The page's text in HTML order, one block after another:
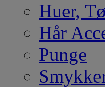
Huer,
Hår
Punge